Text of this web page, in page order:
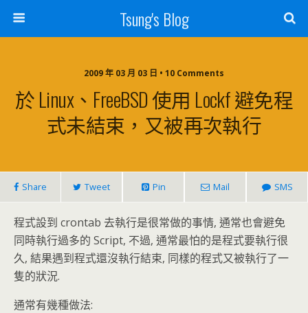
Tsung's Blog
2009 年 03 月 03 日 • 10 Comments
於 Linux、FreeBSD 使用 Lockf 避免程
式未結束，又被再次執行
Share Tweet Pin Mail SMS
程式設到 crontab 去執行是很常做的事情, 通常也會避免
同時執行過多的 Script, 不過, 通常最怕的是程式要執行很
久, 結果遇到程式還沒執行結束, 同樣的程式又被執行了一
隻的狀況.
通常有幾種做法: